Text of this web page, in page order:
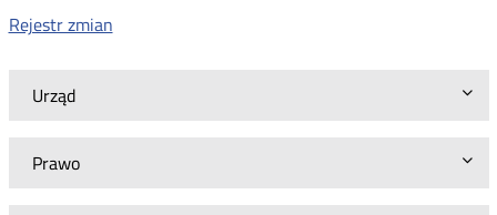
Urząd
Prawo
Rejestr zmian